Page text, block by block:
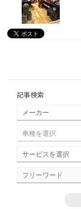
記事検索